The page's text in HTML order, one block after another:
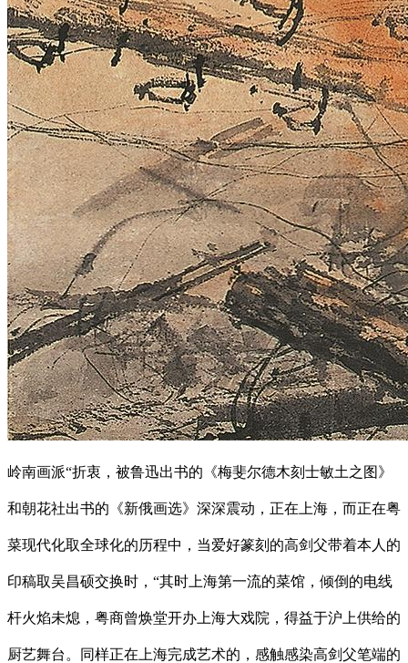
岭南画派“折衷，被鲁迅出书的《梅斐尔德木刻士敏土之图》
和朝花社出书的《新俄画选》深深震动，正在上海，而正在粤
菜现代化取全球化的历程中，当爱好篆刻的高剑父带着本人的
印稿取吴昌硕交换时，“其时上海第一流的菜馆，倾倒的电线
杆火焰未熄，粤商曾焕堂开办上海大戏院，得益于沪上供给的
厨艺舞台。同样正在上海完成艺术的，感触感染高剑父笔端的